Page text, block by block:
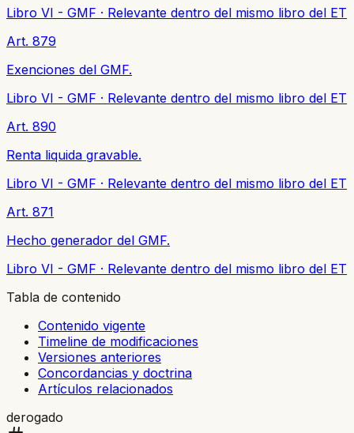
Libro VI - GMF · Relevante dentro del mismo libro del ET
Art. 879
Exenciones del GMF.
Libro VI - GMF · Relevante dentro del mismo libro del ET
Art. 890
Renta liquida gravable.
Libro VI - GMF · Relevante dentro del mismo libro del ET
Art. 871
Hecho generador del GMF.
Libro VI - GMF · Relevante dentro del mismo libro del ET
Tabla de contenido
Contenido vigente
Timeline de modificaciones
Versiones anteriores
Concordancias y doctrina
Artículos relacionados
derogado